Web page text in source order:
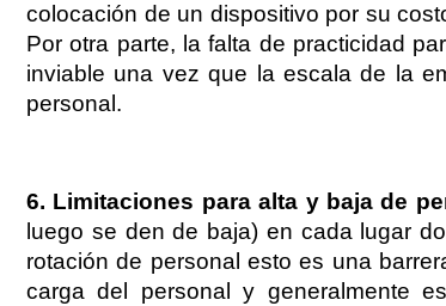
colocación de un dispositivo por su
Por otra parte, la falta de practicidad
inviable una vez que la escala de la
personal.
6. Limitaciones para alta y baja de
luego se den de baja) en cada lugar
rotación de personal esto es una
carga del personal y generalmente